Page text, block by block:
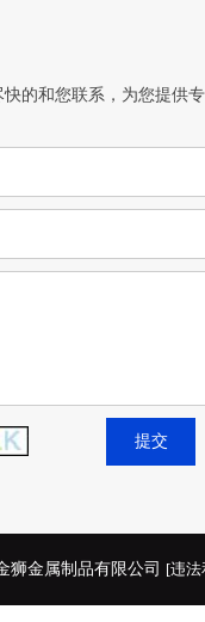
的和您联系，为您提供
狮金属制品有限公司 [违